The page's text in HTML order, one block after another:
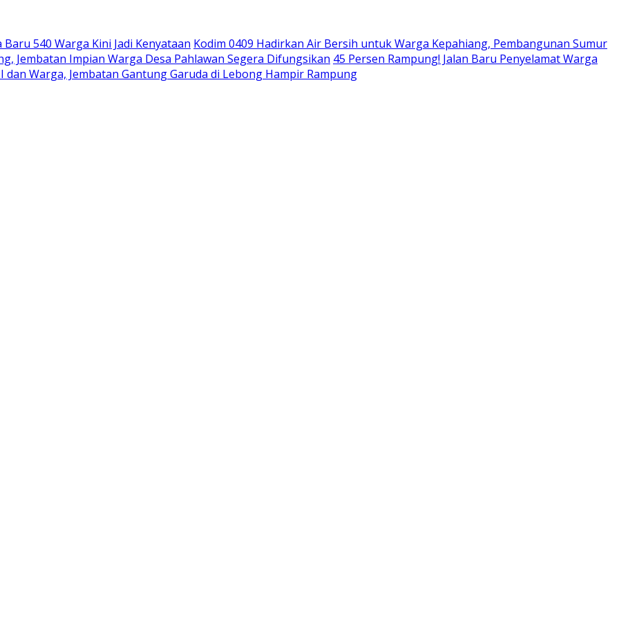
540 Warga Kini Jadi Kenyataan Kodim 0409 Hadirkan Air Bersih untuk Warga Kepahiang, Pembangunan Sumur
Jembatan Impian Warga Desa Pahlawan Segera Difungsikan 45 Persen Rampung! Jalan Baru Penyelamat Warga
dan Warga, Jembatan Gantung Garuda di Lebong Hampir Rampung